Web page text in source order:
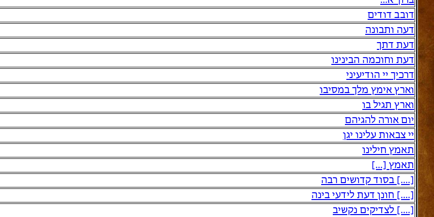
דובב דודים
דעה ותבונה
דעת דתך
דעת וחוכמה הבינינו
דרכיך יי הודיעיני
וארץ אימץ מלך במסיבו
וארץ תגיל בו
יום אורה להגיהם
יי צבאות עלינו יגן
תאמץ חילינו
תאמץ [...]
[....] בסוד קדושים רבה
[....] חונן דעת לידעי בינה
[....] לצדיקים נקשיב